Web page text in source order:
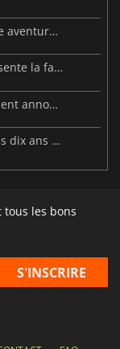
Big Walk est disponible : partez pour une aventure entre amis
Warhammer 40 000 : Dawn of War 4 présente la faction des Nécrons
Le DLC Nioh 3 : Hell Rising est officiellement annoncé
Forsaken Realms : Vahrin's Call sort après dix ans de développement
tous les bons